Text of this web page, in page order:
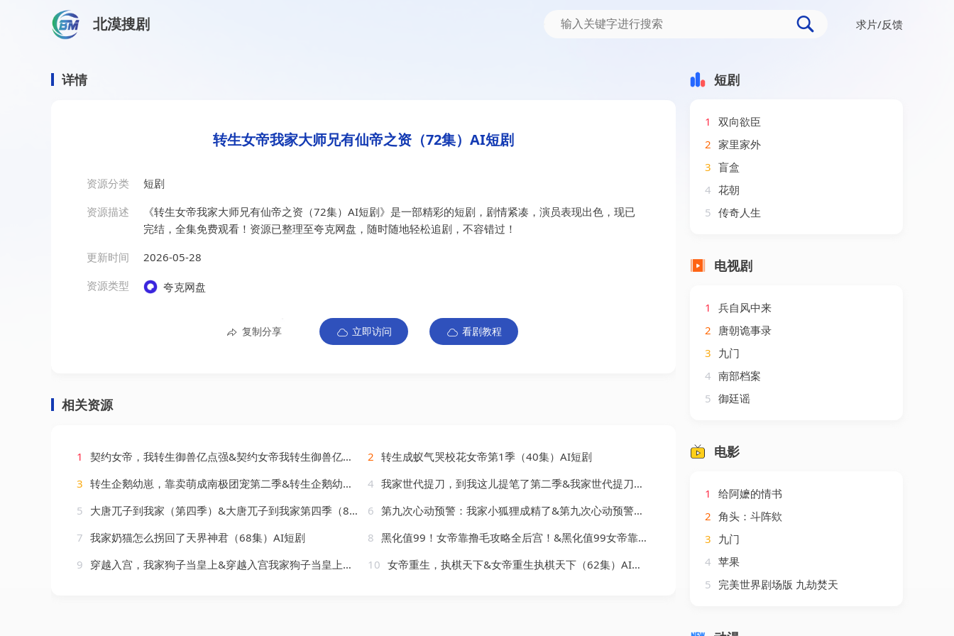
北漠搜剧 求片/反馈
详情
转生女帝我家大师兄有仙帝之资（72集）AI短剧
资源分类
短剧
资源描述
《转生女帝我家大师兄有仙帝之资（72集）AI短剧》是一部精彩的短剧，剧情紧凑，演员表现出色，现已
完结，全集免费观看！资源已整理至夸克网盘，随时随地轻松追剧，不容错过！
更新时间
2026-05-28
资源类型
夸克网盘
复制分享 立即访问 看剧教程
相关资源
1 契约女帝，我转生御兽亿点强&契约女帝我转生御兽亿点强（71集）AI短剧 2 转生成蚁气哭校花女帝第1季（40集）AI短剧
3 转生企鹅幼崽，靠卖萌成南极团宠第二季&转生企鹅幼崽靠卖萌成南极团宠第二季（65集）AI短剧 4 我家世代提刀，到我这儿提笔了第二季&我家世代提刀到我这儿提笔了第二季（82集）AI短剧
5 大唐兀子到我家（第四季）&大唐兀子到我家第四季（83集）AI短剧 6 第九次心动预警：我家小狐狸成精了&第九次心动预警我家小狐狸成精了（101集）AI短剧
7 我家奶猫怎么拐回了天界神君（68集）AI短剧 8 黑化值99！女帝靠撸毛攻略全后宫！&黑化值99女帝靠撸毛攻略全后宫（60集）AI短剧
9 穿越入宫，我家狗子当皇上&穿越入宫我家狗子当皇上（51集）未删减 AI短剧 10 女帝重生，执棋天下&女帝重生执棋天下（62集）AI短剧
短剧
1
双向欲臣
2 家里家外
3 盲盒
4 花朝
5 传奇人生
电视剧
1
兵自风中来
2 唐朝诡事录
3 九门
4 南部档案
5 御廷谣
电影
1
给阿嬷的情书
2 角头：斗阵欸
3 九门
4 苹果
5 完美世界剧场版 九劫焚天